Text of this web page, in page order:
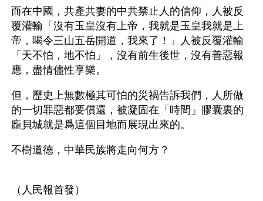
而在中國，共產共妻的中共禁止人的信仰，人被反
覆灌輸「沒有玉皇沒有上帝，我就是玉皇我就是上
帝，喝令三山五岳開道，我來了！」人被反覆灌輸
「天不怕，地不怕」，沒有前生後世，沒有善惡報
應，盡情儘性享樂。
但，歷史上無數極其可怕的災禍告訴我們，人所做
的一切罪惡都要償還，被凝固在「時間」膠囊裏的
龐貝城就是爲這個目地而展現出來的。
不樹道德，中華民族將走向何方？
（人民報首發）